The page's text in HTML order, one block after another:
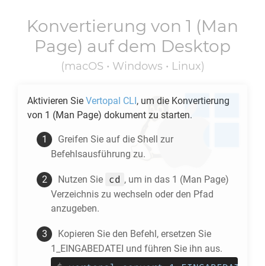
Konvertierung von 1 (Man
Page) auf dem Desktop
(macOS • Windows • Linux)
Aktivieren Sie Vertopal CLI, um die Konvertierung
von 1 (Man Page) dokument zu starten.
Greifen Sie auf die Shell zur
Befehlsausführung zu.
Nutzen Sie cd , um in das 1 (Man Page)
Verzeichnis zu wechseln oder den Pfad
anzugeben.
Kopieren Sie den Befehl, ersetzen Sie
1_EINGABEDATEI und führen Sie ihn aus.